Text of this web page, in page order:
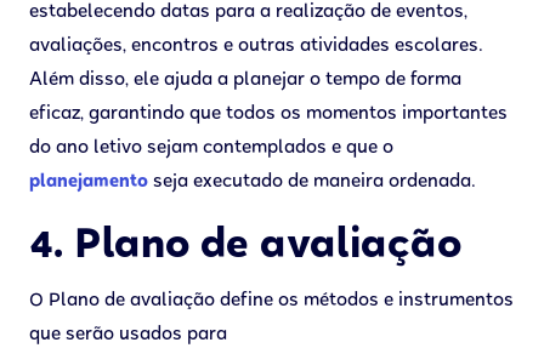
estabelecendo datas para a realização de eventos,
avaliações, encontros e outras atividades escolares.
Além disso, ele ajuda a planejar o tempo de forma
eficaz, garantindo que todos os momentos importantes
do ano letivo sejam contemplados e que o
planejamento seja executado de maneira ordenada.
4. Plano de avaliação
O Plano de avaliação define os métodos e instrumentos
que serão usados para